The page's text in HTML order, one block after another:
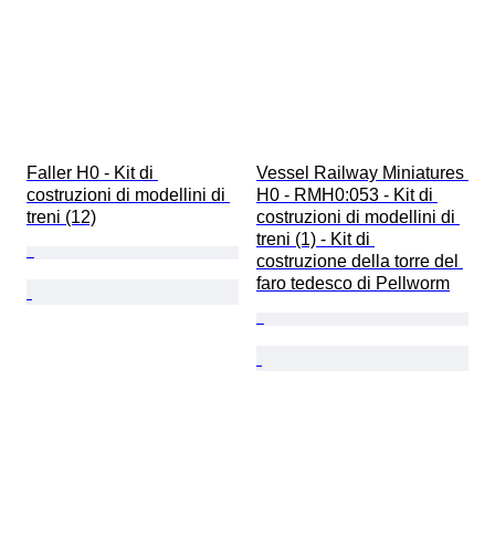
Faller H0 - Kit di
costruzioni di modellini di
treni (12)
Vessel Railway Miniatures
H0 - RMH0:053 - Kit di
costruzioni di modellini di
treni (1) - Kit di
costruzione della torre del
faro tedesco di Pellworm